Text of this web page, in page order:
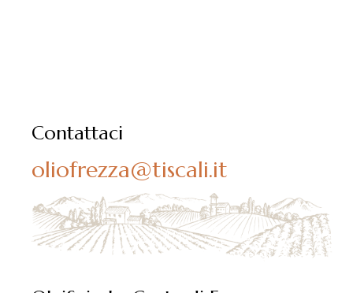
Contattaci
oliofrezza@tiscali.it